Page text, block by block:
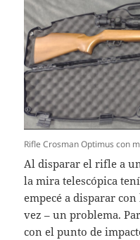
Rifle Crosman Optimus con
Al disparar el rifle a
la mira telescópica
empecé a disparar
vez – un problema.
con el punto de